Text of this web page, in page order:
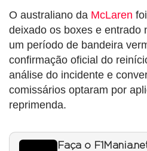
O australiano da McLaren
deixado os boxes e entrado
um período de bandeira
confirmação oficial do
análise do incidente e
comissários optaram por
reprimenda.
Faça o